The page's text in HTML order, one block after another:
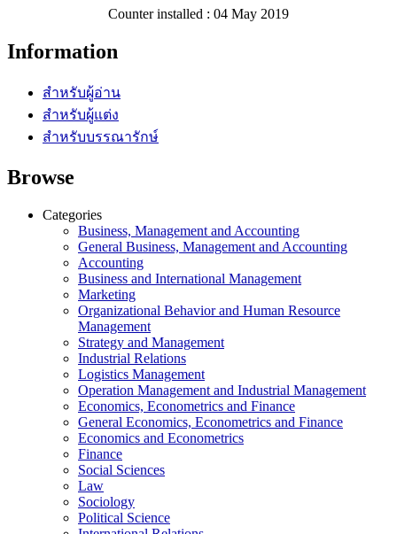
Counter installed : 04 May 2019
Information
สำหรับผู้อ่าน
สำหรับผู้แต่ง
สำหรับบรรณารักษ์
Browse
Categories
Business, Management and Accounting
General Business, Management and Accounting
Accounting
Business and International Management
Marketing
Organizational Behavior and Human Resource
Management
Strategy and Management
Industrial Relations
Logistics Management
Operation Management and Industrial Management
Economics, Econometrics and Finance
General Economics, Econometrics and Finance
Economics and Econometrics
Finance
Social Sciences
Law
Sociology
Political Science